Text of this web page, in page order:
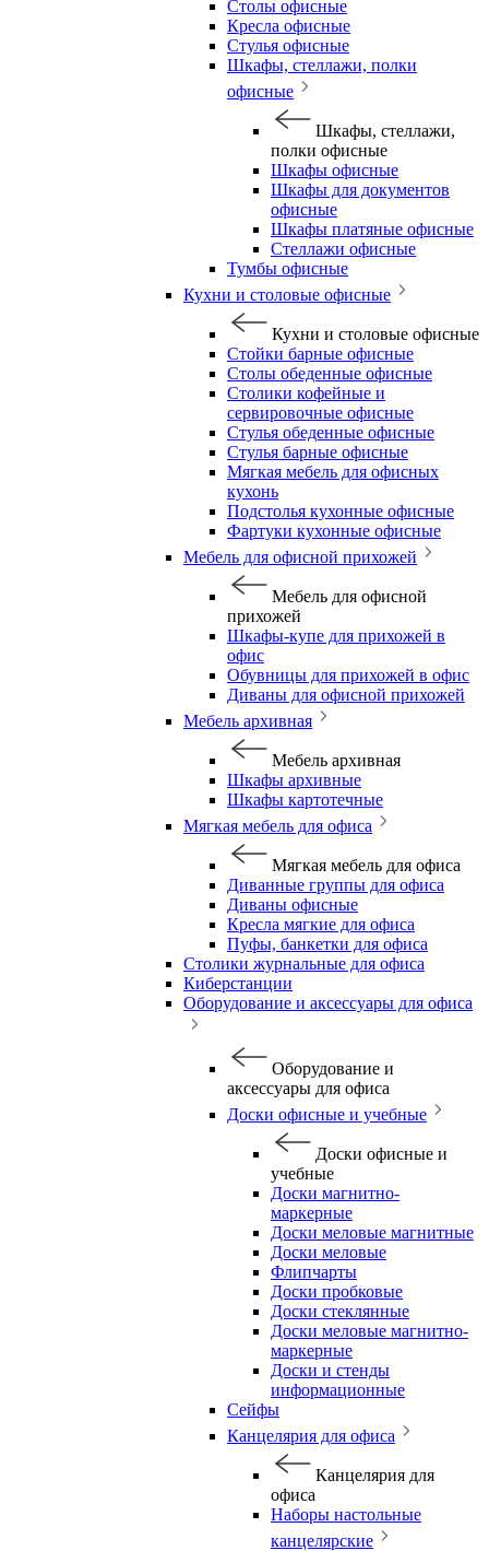
Столы офисные
Кресла офисные
Стулья офисные
Шкафы, стеллажи, полки
офисные
Шкафы, стеллажи,
полки офисные
Шкафы офисные
Шкафы для документов
офисные
Шкафы платяные офисные
Стеллажи офисные
Тумбы офисные
Кухни и столовые офисные
Кухни и столовые офисные
Стойки барные офисные
Столы обеденные офисные
Столики кофейные и
сервировочные офисные
Стулья обеденные офисные
Стулья барные офисные
Мягкая мебель для офисных
кухонь
Подстолья кухонные офисные
Фартуки кухонные офисные
Мебель для офисной прихожей
Мебель для офисной
прихожей
Шкафы-купе для прихожей в
офис
Обувницы для прихожей в офис
Диваны для офисной прихожей
Мебель архивная
Мебель архивная
Шкафы архивные
Шкафы картотечные
Мягкая мебель для офиса
Мягкая мебель для офиса
Диванные группы для офиса
Диваны офисные
Кресла мягкие для офиса
Пуфы, банкетки для офиса
Столики журнальные для офиса
Киберстанции
Оборудование и аксессуары для офиса
Оборудование и
аксессуары для офиса
Доски офисные и учебные
Доски офисные и
учебные
Доски магнитно-
маркерные
Доски меловые магнитные
Доски меловые
Флипчарты
Доски пробковые
Доски стеклянные
Доски меловые магнитно-
маркерные
Доски и стенды
информационные
Сейфы
Канцелярия для офиса
Канцелярия для
офиса
Наборы настольные
канцелярские